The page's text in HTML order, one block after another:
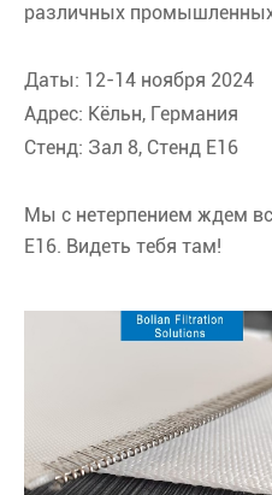
различных
Даты: 12-14 ноября 2024
Адрес: Кёльн, Германия
Стенд: Зал 8, Стенд E16
Мы с нетерпением ждем
E16. Видеть тебя там!